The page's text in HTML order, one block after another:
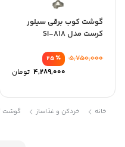
گوشت کوب برقی سیلور
کرست مدل SI-818
٪25
5,750,000
4,289,000 تومان
خانه خردکن و غذاساز گوشت